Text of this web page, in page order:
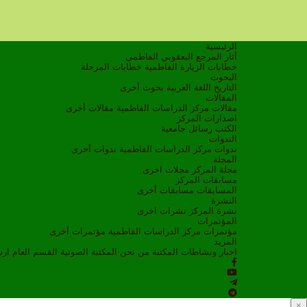
الرئيسية
أثار المرجع اليعقوبي الفاطمي
خطابات الزيارة الفاطمية خطابات المرحلة
البحوث
التاريخ
اللغة العربية بحوث أخرى
المقالات
مقالات مركز الدراسات الفاطمية مقالات أخرى
اصدارات المركز
الكتب رسائل جامعية
الندوات
ندوات مركز الدراسات الفاطمية ندوات أخرى
المجلة
مجلة المركز مجلات اخرى
مسابقات المركز
المسابقات مسابقات أخرى
النشرة
نشرة المركز نشرات اخرى
المؤتمرات
مؤتمرات مركز الدراسات الفاطمية مؤتمرات أخرى
المزيد
اخبار ونشاطات
المكتبة من نحن المكتبة الصوتية القسم العام